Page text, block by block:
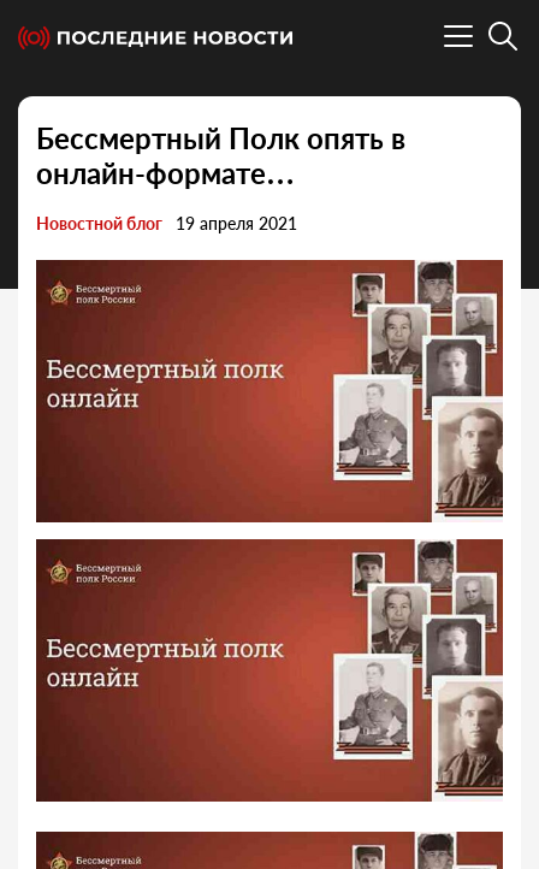
Бессмертный Полк опять в
онлайн-формате…
Новостной блог 19 апреля 2021